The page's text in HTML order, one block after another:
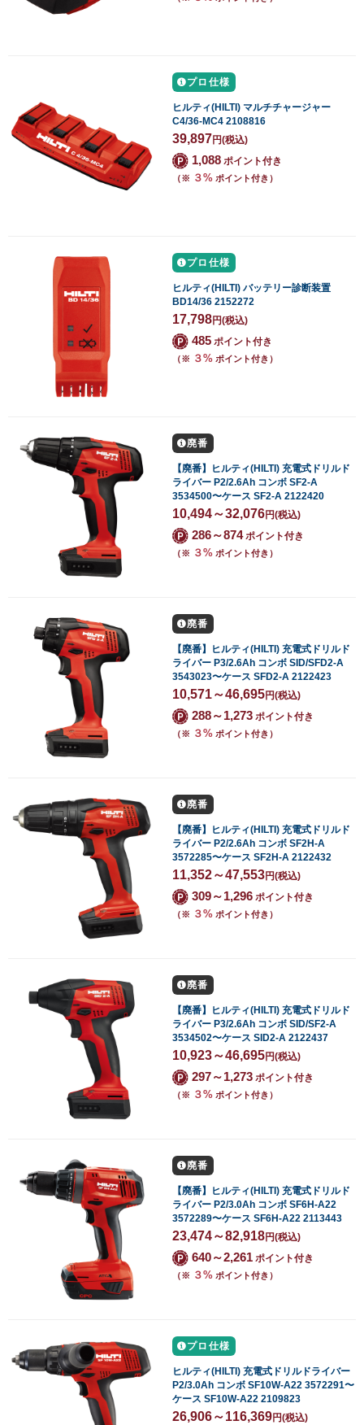
プロ仕様
ヒルティ(HILTI) マルチチャージャー
C4/36-MC4 2108816
39,897円(税込)
1,088 ポイント付き
（※ ３% ポイント付き）
プロ仕様
ヒルティ(HILTI) バッテリー診断装置
BD14/36 2152272
17,798円(税込)
485 ポイント付き
（※ ３% ポイント付き）
廃番
【廃番】ヒルティ(HILTI) 充電式ドリルド
ライバー P2/2.6Ah コンボ SF2-A
3534500〜ケース SF2-A 2122420
10,494～32,076円(税込)
286～874ポイント付き
（※ ３% ポイント付き）
廃番
【廃番】ヒルティ(HILTI) 充電式ドリルド
ライバー P3/2.6Ah コンボ SID/SFD2-A
3543023〜ケース SFD2-A 2122423
10,571～46,695円(税込)
288～1,273 ポイント付き
（※ ３% ポイント付き）
廃番
【廃番】ヒルティ(HILTI) 充電式ドリルド
ライバー P2/2.6Ah コンボ SF2H-A
3572285〜ケース SF2H-A 2122432
11,352～47,553円(税込)
309～1,296 ポイント付き
（※ ３% ポイント付き）
廃番
【廃番】ヒルティ(HILTI) 充電式ドリルド
ライバー P3/2.6Ah コンボ SID/SF2-A
3534502〜ケース SID2-A 2122437
10,923～46,695円(税込)
297～1,273 ポイント付き
（※ ３% ポイント付き）
廃番
【廃番】ヒルティ(HILTI) 充電式ドリルド
ライバー P2/3.0Ah コンボ SF6H-A22
3572289〜ケース SF6H-A22 2113443
23,474～82,918円(税込)
640～2,261 ポイント付き
（※ ３% ポイント付き）
プロ仕様
ヒルティ(HILTI) 充電式ドリルドライバー
P2/3.0Ah コンボ SF10W-A22 3572291〜
ケース SF10W-A22 2109823
26,906～116,369円(税込)